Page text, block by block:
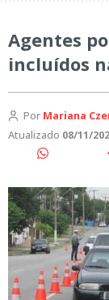
Agentes
incluídos
Por Mariana
Atualizado 08/11/